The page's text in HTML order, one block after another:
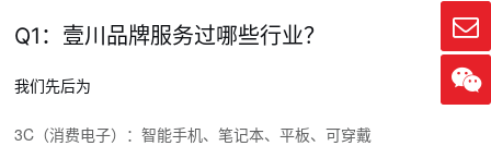
Q1：壹川品牌服务过哪些行业？
我们先后为
3C（消费电子）：智能手机、笔记本、平板、可穿戴

